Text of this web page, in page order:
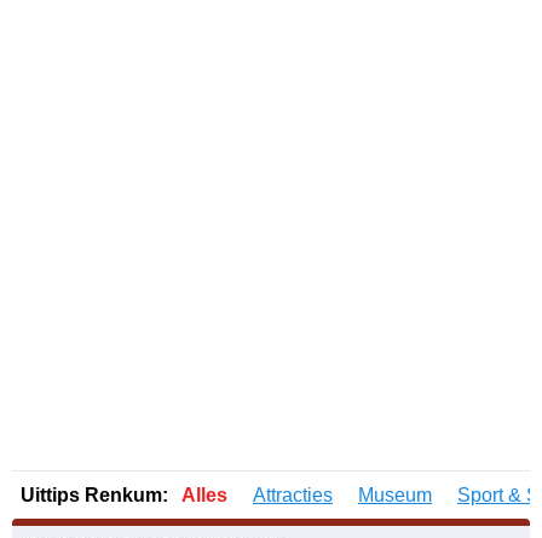
Uittips Renkum: Alles Attracties Museum Sport &